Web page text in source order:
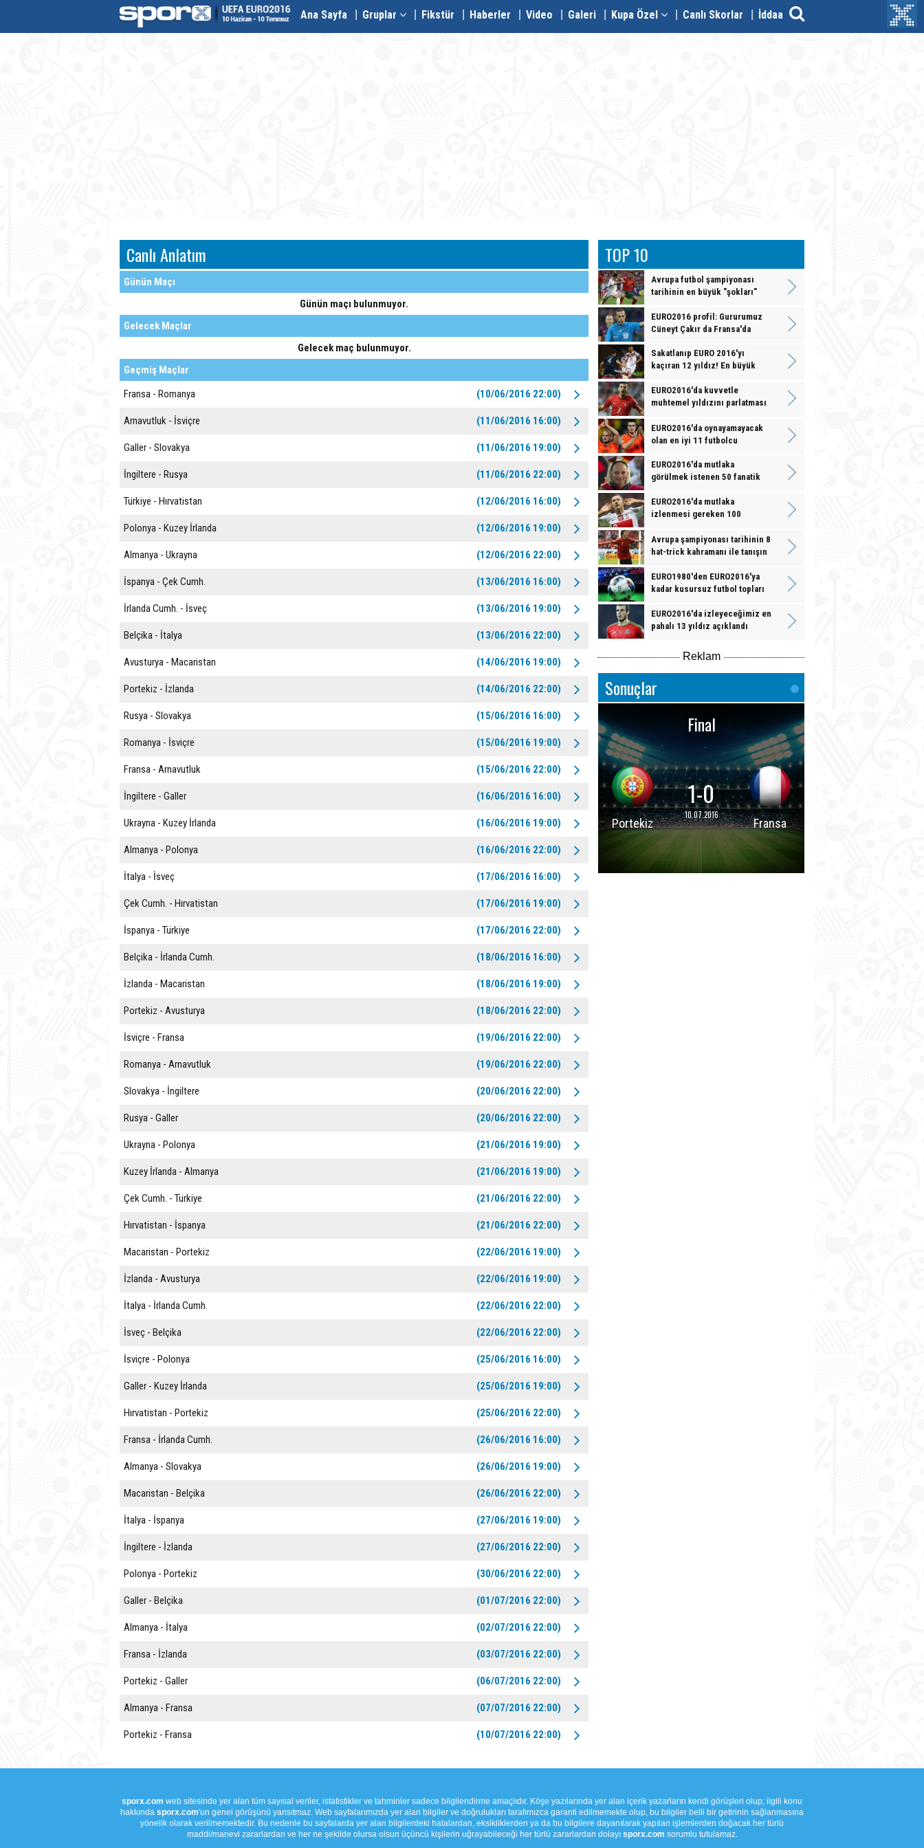
Ana Sayfa Gruplar Fikstür Haberler Video Galeri Kupa Özel Canlı Skorlar İddaa
Canlı Anlatım
Günün Maçı
Günün maçı bulunmuyor.
Gelecek Maçlar
Gelecek maç bulunmuyor.
Geçmiş Maçlar
Fransa - Romanya
(10/06/2016 22:00)
Arnavutluk - İsviçre (11/06/2016 16:00)
Galler - Slovakya (11/06/2016 19:00)
İngiltere - Rusya (11/06/2016 22:00)
Türkiye - Hırvatistan (12/06/2016 16:00)
Polonya - Kuzey İrlanda (12/06/2016 19:00)
Almanya - Ukrayna (12/06/2016 22:00)
İspanya - Çek Cumh. (13/06/2016 16:00)
İrlanda Cumh. - İsveç (13/06/2016 19:00)
Belçika - İtalya (13/06/2016 22:00)
Avusturya - Macaristan (14/06/2016 19:00)
Portekiz - İzlanda (14/06/2016 22:00)
Rusya - Slovakya (15/06/2016 16:00)
Romanya - İsviçre (15/06/2016 19:00)
Fransa - Arnavutluk (15/06/2016 22:00)
İngiltere - Galler (16/06/2016 16:00)
Ukrayna - Kuzey İrlanda (16/06/2016 19:00)
Almanya - Polonya (16/06/2016 22:00)
İtalya - İsveç (17/06/2016 16:00)
Çek Cumh. - Hırvatistan (17/06/2016 19:00)
İspanya - Türkiye (17/06/2016 22:00)
Belçika - İrlanda Cumh. (18/06/2016 16:00)
İzlanda - Macaristan (18/06/2016 19:00)
Portekiz - Avusturya (18/06/2016 22:00)
İsviçre - Fransa (19/06/2016 22:00)
Romanya - Arnavutluk (19/06/2016 22:00)
Slovakya - İngiltere (20/06/2016 22:00)
Rusya - Galler (20/06/2016 22:00)
Ukrayna - Polonya (21/06/2016 19:00)
Kuzey İrlanda - Almanya (21/06/2016 19:00)
Çek Cumh. - Türkiye (21/06/2016 22:00)
Hırvatistan - İspanya (21/06/2016 22:00)
Macaristan - Portekiz (22/06/2016 19:00)
İzlanda - Avusturya (22/06/2016 19:00)
İtalya - İrlanda Cumh. (22/06/2016 22:00)
İsveç - Belçika (22/06/2016 22:00)
İsviçre - Polonya (25/06/2016 16:00)
Galler - Kuzey İrlanda (25/06/2016 19:00)
Hırvatistan - Portekiz (25/06/2016 22:00)
Fransa - İrlanda Cumh. (26/06/2016 16:00)
Almanya - Slovakya (26/06/2016 19:00)
Macaristan - Belçika (26/06/2016 22:00)
İtalya - İspanya (27/06/2016 19:00)
İngiltere - İzlanda (27/06/2016 22:00)
Polonya - Portekiz (30/06/2016 22:00)
Galler - Belçika (01/07/2016 22:00)
Almanya - İtalya (02/07/2016 22:00)
Fransa - İzlanda (03/07/2016 22:00)
Portekiz - Galler (06/07/2016 22:00)
Almanya - Fransa (07/07/2016 22:00)
Portekiz - Fransa (10/07/2016 22:00)
TOP 10
Avrupa futbol şampiyonası
tarihinin en büyük "şokları"
EURO2016 profil: Gururumuz
Cüneyt Çakır da Fransa'da
Sakatlanıp EURO 2016'yı
kaçıran 12 yıldız! En büyük
EURO2016'da kuvvetle
muhtemel yıldızını parlatması
EURO2016'da oynayamayacak
olan en iyi 11 futbolcu
EURO2016'da mutlaka
görülmek istenen 50 fanatik
EURO2016'da mutlaka
izlenmesi gereken 100
Avrupa şampiyonası tarihinin 8
hat-trick kahramanı ile tanışın
EURO1980'den EURO2016'ya
kadar kusursuz futbol topları
EURO2016'da izleyeceğimiz en
pahalı 13 yıldız açıklandı
Reklam
Sonuçlar
Final
Portekiz
1-0
10.07.2016
Fransa
sporx.com web sitesinde yer alan tüm sayısal veriler, istatistikler ve tahminler sadece bilgilendirme amaçlıdır. Köşe yazılarında yer alan içerik yazarların kendi görüşleri olup; ilgili konu
hakkında sporx.com'un genel görüşünü yansıtmaz. Web sayfalarımızda yer alan bilgiler ve doğrulukları tarafımızca garanti edilmemekte olup, bu bilgiler belli bir getirinin sağlanmasına
yönelik olarak verilmemektedir. Bu nedenle bu sayfalarda yer alan bilgilerdeki hatalardan, eksikliklerden ya da bu bilgilere dayanılarak yapılan işlemlerden doğacak her türlü
maddi/manevi zararlardan ve her ne şekilde olursa olsun üçüncü kişilerin uğrayabileceği her türlü zararlardan dolayı sporx.com sorumlu tutulamaz.